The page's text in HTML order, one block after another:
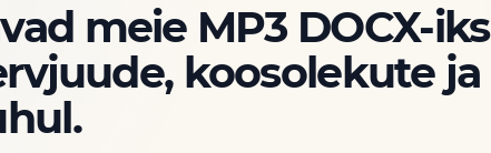
meie MP3 DOCX-iks
koosolekute ja